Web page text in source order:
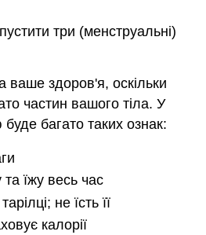
три (менструальні)
ваше здоров'я, оскільки
частин вашого тіла. У
багато таких ознак:
їжу весь час
не їсть її
калорії